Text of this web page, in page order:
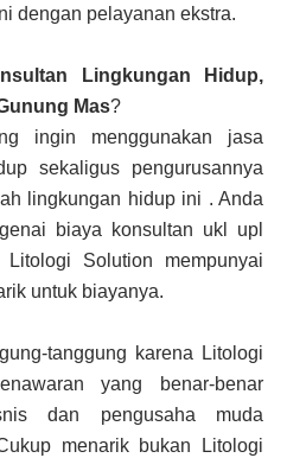
dengan pelayanan ekstra.
Lingkungan Hidup,
Mas?
ingin menggunakan jasa
sekaligus pengurusannya
lingkungan hidup ini . Anda
biaya konsultan ukl upl
Solution mempunyai
untuk biayanya.
tanggung karena Litologi
yang benar-benar
dan pengusaha muda
menarik bukan Litologi